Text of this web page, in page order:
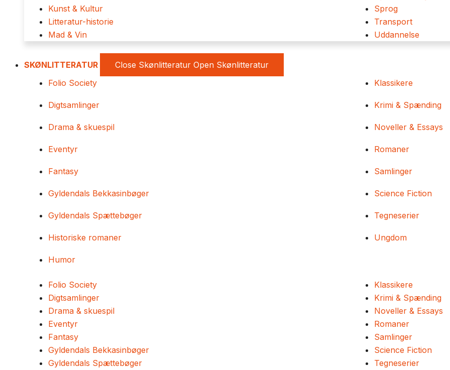
Kunst & Kultur
Litteratur-historie
Mad & Vin
Sprog
Transport
Uddannelse
SKØNLITTERATUR Close Skønlitteratur Open Skønlitteratur
Folio Society
Digtsamlinger
Drama & skuespil
Eventyr
Fantasy
Gyldendals Bekkasinbøger
Gyldendals Spættebøger
Historiske romaner
Humor
Klassikere
Krimi & Spænding
Noveller & Essays
Romaner
Samlinger
Science Fiction
Tegneserier
Ungdom
Folio Society
Digtsamlinger
Drama & skuespil
Eventyr
Fantasy
Gyldendals Bekkasinbøger
Gyldendals Spættebøger
Klassikere
Krimi & Spænding
Noveller & Essays
Romaner
Samlinger
Science Fiction
Tegneserier